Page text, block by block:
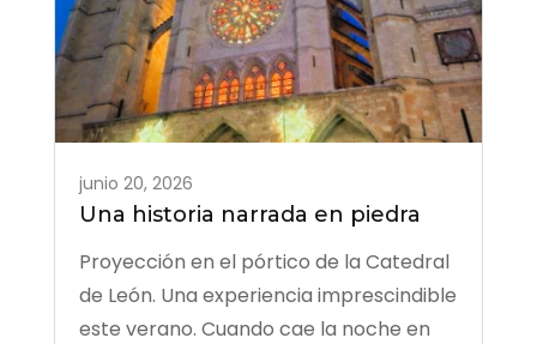
junio 20, 2026
Una historia narrada en piedra
Proyección en el pórtico de la Catedral
de León. Una experiencia imprescindible
este verano. Cuando cae la noche en